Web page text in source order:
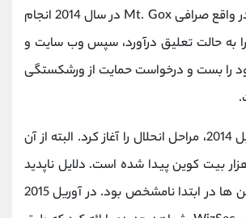
ورشکستگی کرد. در واقع صرافی Mt. Gox در سال 2014 انجام
را به حالت تعلیق درآورد، سپس وب ‌سایت و
را بست و درخواست حمایت از ورشکستگی
این صرافی در آوریل 2014، مراحل انحلال را آغاز کرد. البته از آن
تاکنون 200 هزار بیت کوین پیدا شده است. دلایل ناپدید
شدن این بیت کوین ها در ابتدا نامشخص بود. در آوریل 2015